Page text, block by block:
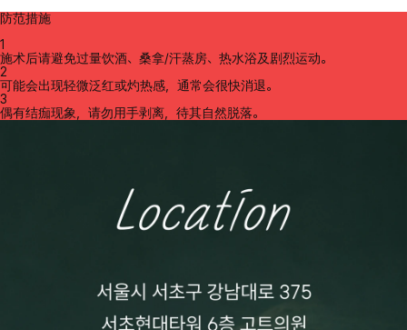
防范措施
1
施术后请避免过量饮酒、桑拿/汗蒸房、热水浴及剧烈运动。
2
可能会出现轻微泛红或灼热感，通常会很快消退。
3
偶有结痂现象，请勿用手剥离，待其自然脱落。